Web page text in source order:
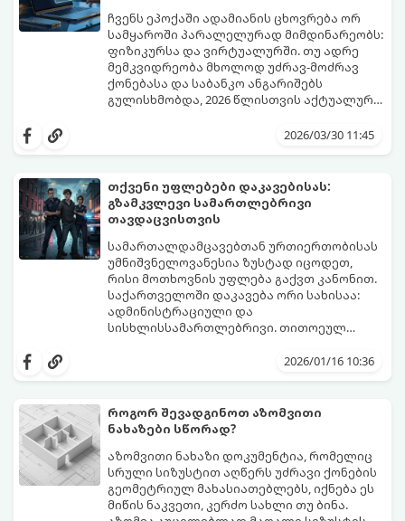
ჩვენს ეპოქაში ადამიანის ცხოვრება ორ
სამყაროში პარალელურად მიმდინარეობს:
ფიზიკურსა და ვირტუალურში. თუ ადრე
მემკვიდრეობა მხოლოდ უძრავ-მოძრავ
ქონებასა და საბანკო ანგარიშებს
გულისხმობდა, 2026 წლისთვის აქტუალური
რა ბედი ეწევა თქვენს ფოტოებს, სამუშაო
დაარეგულიროთ თქვენი ციფრული
2026/03/30 11:45
თქვენი უფლებები დაკავებისას:
გზამკვლევი სამართლებრივი
თავდაცვისთვის
სამართალდამცავებთან ურთიერთობისას
უმნიშვნელოვანესია ზუსტად იცოდეთ,
რისი მოთხოვნის უფლება გაქვთ კანონით.
საქართველოში დაკავება ორი სახისაა:
ადმინისტრაციული და
სისხლისსამართლებრივი. თითოეულ
2026/01/16 10:36
როგორ შევადგინოთ აზომვითი
ნახაზები სწორად?
აზომვითი ნახაზი დოკუმენტია, რომელიც
სრული სიზუსტით აღწერს უძრავი ქონების
გეომეტრიულ მახასიათებლებს, იქნება ეს
მიწის ნაკვეთი, კერძო სახლი თუ ბინა.